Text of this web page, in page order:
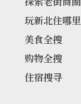
玩新北住哪里
美食全搜
购物全搜
住宿搜寻